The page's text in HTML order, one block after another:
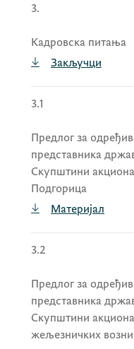
3.3.
представника
редовној
„Жељезнички
3.
Кадровска питања
Закључци
3.1
Предлог за
представника
Скупштини
Подгорица
Материјал
3.2
Предлог за
представника
Скупштини
жељезничких